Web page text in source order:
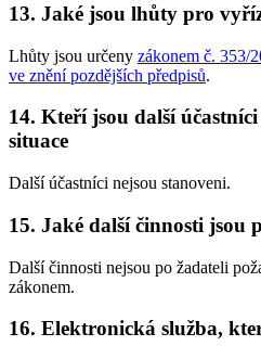
13. Jaké jsou lhůty pro
Lhůty jsou určeny zákonem č. 353/
ve znění pozdějších předpisů.
14. Kteří jsou další
situace
Další účastníci nejsou stanoveni.
15. Jaké další činnosti jsou
Další činnosti nejsou po žadateli
zákonem.
16. Elektronická služba,